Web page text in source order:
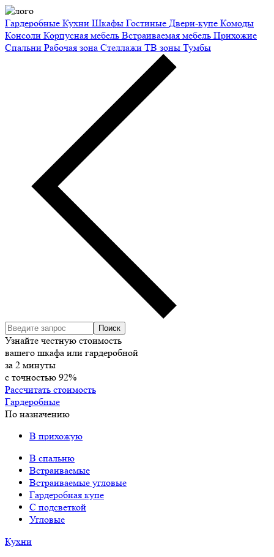
Гардеробные Кухни Шкафы Гостиные Двери-купе Комоды
Консоли Корпусная мебель Встраиваемая мебель Прихожие
Спальни Рабочая зона Стеллажи ТВ зоны Тумбы
Узнайте честную стоимость
вашего шкафа или гардеробной
за 2 минуты
с точностью 92%
Рассчитать стоимость
Гардеробные
По назначению
В прихожую
В спальню
Встраиваемые
Встраиваемые угловые
Гардеробная купе
С подсветкой
Угловые
Кухни